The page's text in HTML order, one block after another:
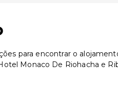
para encontrar o
Monaco De Riohacha e